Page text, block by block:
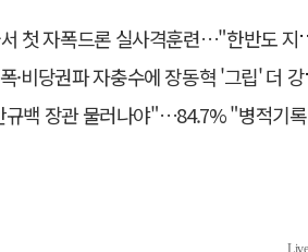
첫 자폭드론 실사격훈련…"한반도 지형 학습"
비당권파 자충수에 장동혁 '그립' 더 강해졌다
장관 물러나야"…84.7% "병적기록부 공개해야"